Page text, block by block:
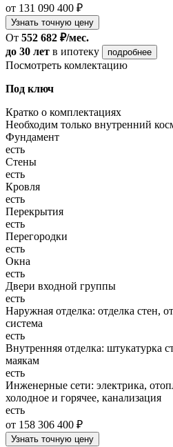
от 131 090 400 ₽
Узнать точную цену
От 552 682 ₽/мес.
до 30 лет в ипотеку подробнее
Посмотреть комлектацию
Под ключ
Кратко о комплектациях
Необходим только внутренний
Фундамент
есть
Стены
есть
Кровля
есть
Перекрытия
есть
Перегородки
есть
Окна
есть
Двери входной группы
есть
Наружная отделка: отделка стен,
система
есть
Внутренняя отделка: штукатурка
маякам
есть
Инженерные сети: электрика,
холодное и горячее, канализация
есть
от 158 306 400 ₽
Узнать точную цену